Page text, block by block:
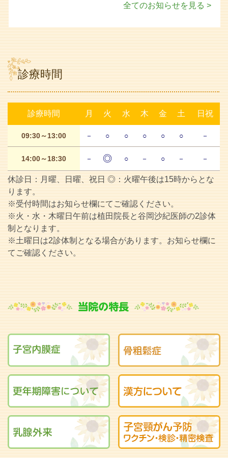
全てのお知らせを見る >
診療時間
診療時間 月 火 水 木 金 土 日祝
09:30～13:00 － ○ ○ ○ ○ ○ －
14:00～18:30 － ◎ ○ － ○ － －
休診日：月曜、日曜、祝日 ◎：火曜午後は15時からとな
ります。
※受付時間はお知らせ欄にてご確認ください。
※火・水・木曜日午前は植田院長と谷岡沙紀医師の2診体
制となります。
※土曜日は2診体制となる場合があります。お知らせ欄に
てご確認ください。